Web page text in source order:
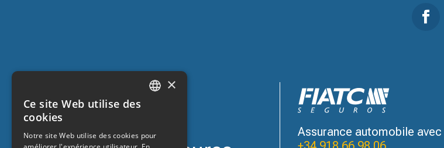
Contact
Assurance automobile avec
×
Ce site Web utilise des
cookies
Notre site Web utilise des cookies pour